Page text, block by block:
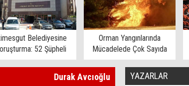
Belediyesine
52 Şüpheli
Gözaltına Alındı
Orman Yangınlarında
Mücadelede Çok Sayıda
Ev Tahliye Edildi
Durak Avcıoğlu YAZARLAR